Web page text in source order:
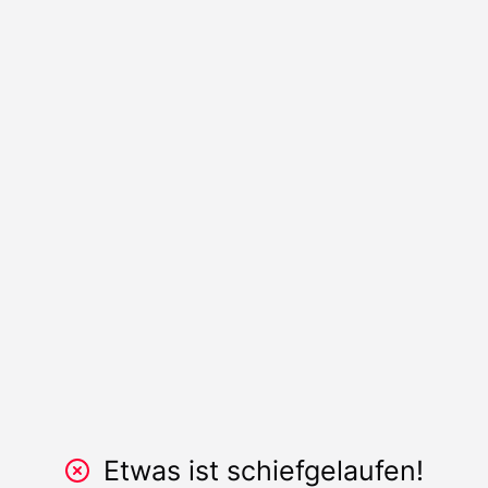
Etwas ist schiefgelaufen!